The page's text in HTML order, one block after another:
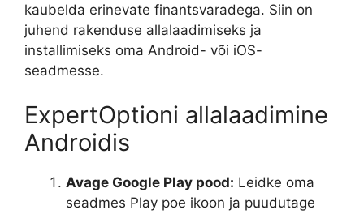
kaubelda erinevate finantsvaradega. Siin on
juhend rakenduse allalaadimiseks ja
installimiseks oma Android- või iOS-
seadmesse.
ExpertOptioni allalaadimine
Androidis
Avage Google Play pood: Leidke oma
seadmes Play poe ikoon ja puudutage